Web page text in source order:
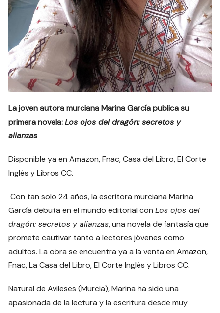
La joven autora murciana Marina García publica su
primera novela:Los ojos del dragón: secretos y
alianzas
Disponible ya en Amazon, Fnac, Casa del Libro, El Corte
Inglés y Libros CC.
Con tan solo 24 años, la escritora murciana Marina
García debuta en el mundo editorial conLos ojos del
dragón: secretos y alianzas, una novela de fantasía que
promete cautivar tanto a lectores jóvenes como
adultos. La obra se encuentra ya a la venta en Amazon,
Fnac, La Casa del Libro, El Corte Inglés y Libros CC.
Natural de Avileses (Murcia), Marina ha sido una
apasionada de la lectura y la escritura desde muy